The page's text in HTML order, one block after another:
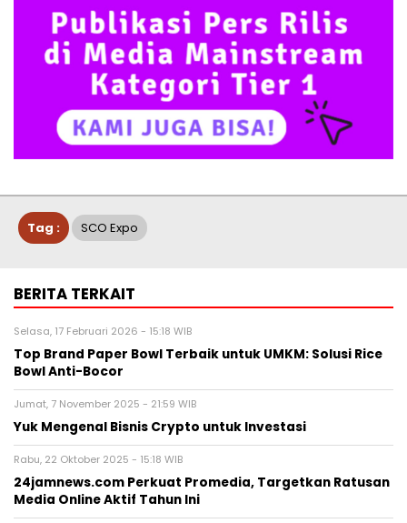
Tag : SCO Expo
BERITA TERKAIT
Selasa, 17 Februari 2026 - 15:18 WIB
Top Brand Paper Bowl Terbaik untuk UMKM: Solusi Rice
Bowl Anti-Bocor
Jumat, 7 November 2025 - 21:59 WIB
Yuk Mengenal Bisnis Crypto untuk Investasi
Rabu, 22 Oktober 2025 - 15:18 WIB
24jamnews.com Perkuat Promedia, Targetkan Ratusan
Media Online Aktif Tahun Ini